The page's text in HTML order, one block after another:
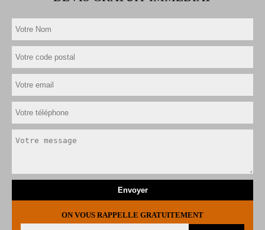
ON VOUS RAPPELLE GRATUITEMENT